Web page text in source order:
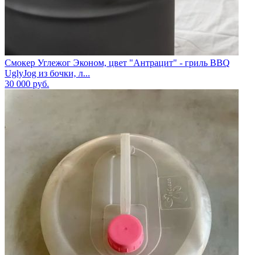
Смокер Углежог Эконом, цвет "Антрацит" - гриль BBQ
UglyJog из бочки, л...
30 000 руб.